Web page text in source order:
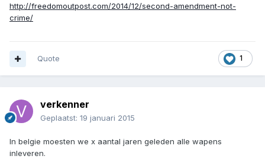
http://freedomoutpost.com/2014/12/second-amendment-not-
crime/
1
Quote
verkenner
Geplaatst: 19 januari 2015
In belgie moesten we x aantal jaren geleden alle wapens
inleveren.